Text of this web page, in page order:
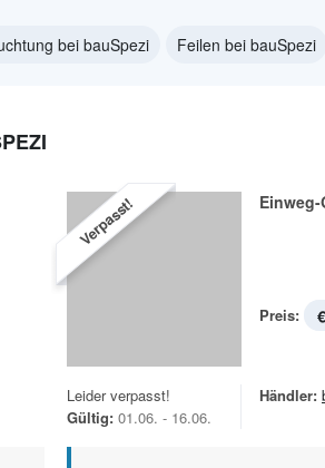
bei bauSpezi Feilen bei bauSpezi
Verpasst!
Preis:
Leider verpasst!
Gültig: 01.06. - 16.06.
Händler: